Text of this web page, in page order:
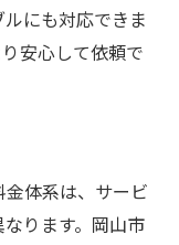
る影響
ュール
く保つ
にも対応できま
安心して依頼で
体系は、サービ
ります。岡山市